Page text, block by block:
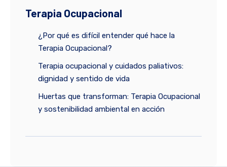
Terapia Ocupacional
¿Por qué es difícil entender qué hace la
Terapia Ocupacional?
Terapia ocupacional y cuidados paliativos:
dignidad y sentido de vida
Huertas que transforman: Terapia Ocupacional
y sostenibilidad ambiental en acción